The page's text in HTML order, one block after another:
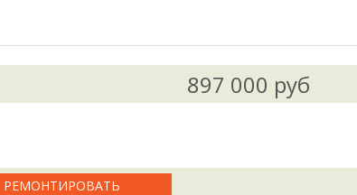
897 000 руб
РЕМОНТИРОВАТЬ